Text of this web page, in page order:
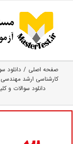
content
صفحه اصلی
دانلود
کارشناسی ارشد